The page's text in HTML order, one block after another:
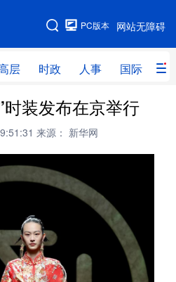
网站无障碍
PC版本
层 时政 人事 国际 财
站地图
时政 人事
网评
全球连线
量子
军事
图片 政务
时装发布在京举行
来源： 新华网